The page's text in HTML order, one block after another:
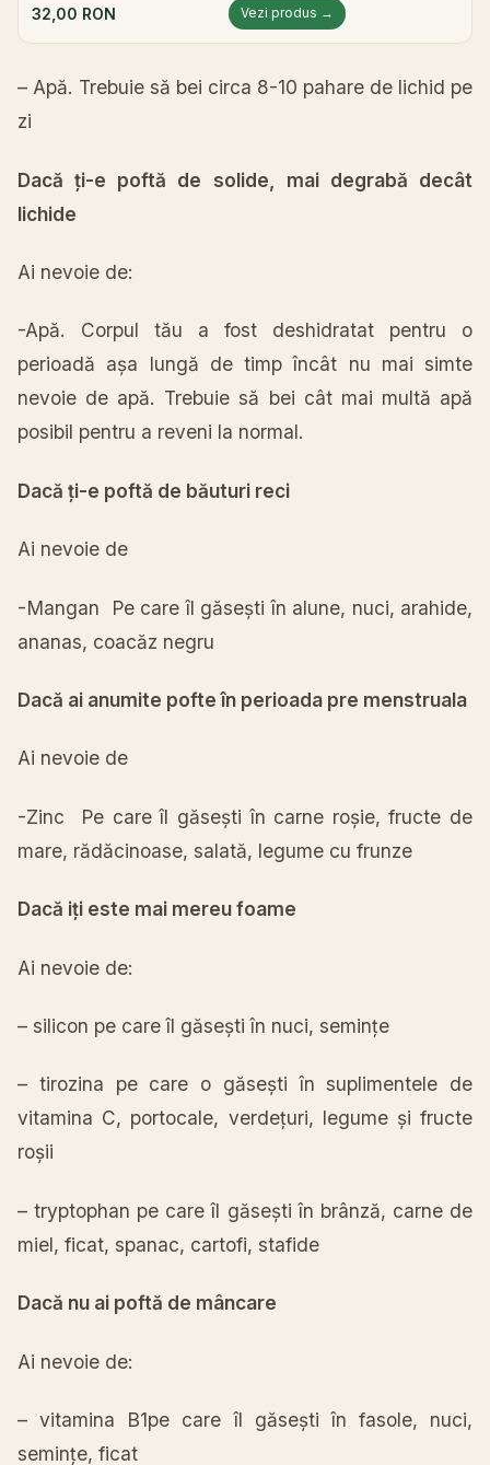
32,00 RON Vezi produs →
– Apă. Trebuie să bei circa 8-10 pahare de lichid pe
zi
Dacă ți-e poftă de solide, mai degrabă decât
lichide
Ai nevoie de:
-Apă. Corpul tău a fost deshidratat pentru o
perioadă așa lungă de timp încât nu mai simte
nevoie de apă. Trebuie să bei cât mai multă apă
posibil pentru a reveni la normal.
Dacă ți-e poftă de băuturi reci
Ai nevoie de
-Mangan Pe careîl găsești în alune, nuci, arahide,
ananas, coacăz negru
Dacă ai anumite pofteîn perioada pre menstruala
Ai nevoie de
-Zinc Pe careîl găsești în carne roșie, fructe de
mare, rădăcinoase, salată, legume cu frunze
Dacă iți este mai mereu foame
Ai nevoie de:
– silicon pe careîl găsești în nuci, semințe
– tirozina pe care o găsești în suplimentele de
vitamina C, portocale, verdețuri, legume și fructe
roșii
– tryptophan pe careîl găsești în brânză, carnede
miel, ficat, spanac, cartofi, stafide
Dacă nu ai poftă de mâncare
Ai nevoie de:
–vitamina B1pe careîl găsești în fasole, nuci,
semințe, ficat